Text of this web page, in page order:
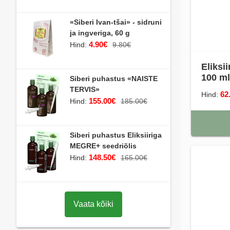
«Siberi Ivan-tšai» - sidruni
ja ingveriga, 60 g
Hind: 4.90€ 9.80€
Siberi puhastus «NAISTE
TERVIS»
Hind: 155.00€ 185.00€
Siberi puhastus Eliksiiriga
MEGRE+ seedriõlis
Hind: 148.50€ 165.00€
Vaata kõiki
100 ml
Hind: